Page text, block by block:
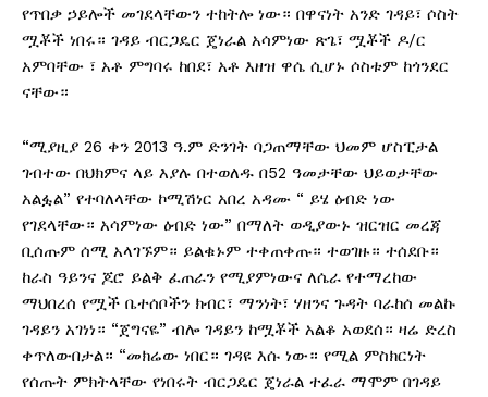
የጥበቃ ኃይሎች መገደላቸውን ተከትሎ ነው። በዋናነት አንድ ገዳይ፣ ሶስት
ሟቾች ነበሩ። ገዳይ ብርጋዴር ጄነራል አሳምነው ጽጌ፣ ሟቾች ዶ/ር
አምባቸው ፣ አቶ ምግባሩ ከበደ፣ አቶ እዘዝ ዋሴ ሲሆኑ ሶስቱም ከጎንደር
ናቸው።
“ሚያዚያ 26 ቀን 2013 ዓ.ም ድንገት ባጋጠማቸው ህመም ሆስፒታል
ገብተው በህክምና ላይ እያሉ በተወለዱ በ52 ዓመታቸው ህይወታቸው
አልፏል” የተባለላቸው ኮሚሽነር አበረ አዳሙ “ ይሄ ዕብድ ነው
የገደላቸው። አሳምነው ዕብድ ነው” በማለት ወዲያውኑ ዝርዝር መረጃ
ቢሰጡም ሰሚ አላገኙም። ይልቁኑም ተቀጠቀጡ። ተወገዙ። ተሰደቡ።
ከራስ ዓይንና ጆሮ ይልቅ ፈጠራን የሚያምነውና ለሴራ የተማረከው
ማህበረሰ የሟች ቤተሰቦችን ክብር፣ ማንነት፣ ሃዘንና ጉዳት ባራከሰ መልኩ
ገዳይን አገነነ። “ጀግናዬ” ብሎ ገዳይን ከሟቾች አልቆ አወደሰ። ዛሬ ድረስ
ቀጥለውበታል። “መክሬው ነበር። ገዳዩ እሱ ነው። የሚል ምስክርነት
የሰጡት ምክትላቸው የነበሩት ብርጋዴር ጄነራል ተፈራ ማሞም በገዳይ